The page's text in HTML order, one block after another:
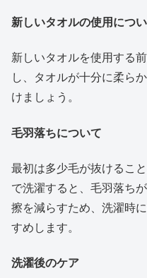
新しいタオルの使用につ
新しいタオルを使用する
し、タオルが十分に柔ら
けましょう。
毛羽落ちについて
最初は多少毛が抜けるこ
で洗濯すると、毛羽落ち
擦を減らすため、洗濯時
すめします。
洗濯後のケア